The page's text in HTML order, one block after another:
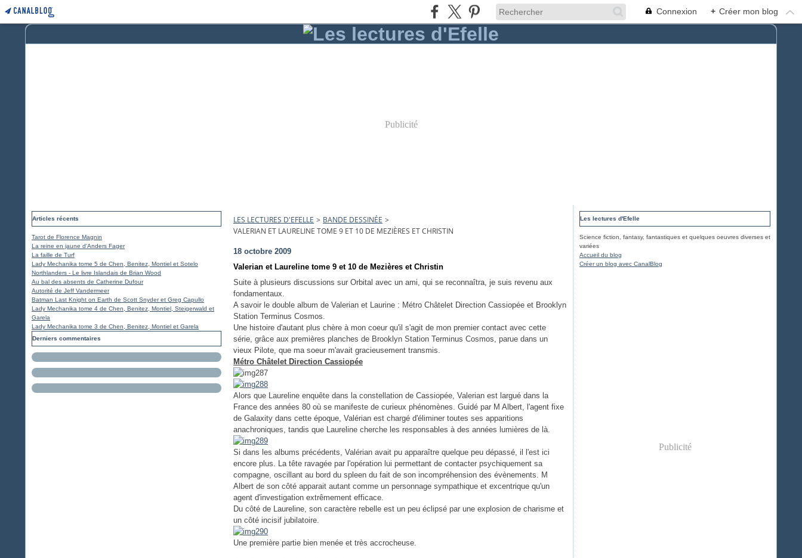
Connexion + Créer mon blog
Publicité
Articles récents
Tarot de Florence Magnin
La reine en jaune d'Anders Fager
La faille de Turf
Lady Mechanika tome 5 de Chen, Benitez, Montiel et Sotelo
Northlanders - Le livre Islandais de Brian Wood
Au bal des absents de Catherine Dufour
Autorité de Jeff Vandermeer
Batman Last Knight on Earth de Scott Snyder et Greg Capullo
Lady Mechanika tome 4 de Chen, Benitez, Montiel, Steigerwald et
Garela
Lady Mechanika tome 3 de Chen, Benitez, Montiel et Garela
Derniers commentaires
LES LECTURES D'EFELLE > BANDE DESSINÉE >
VALERIAN ET LAURELINE TOME 9 ET 10 DE MEZIÈRES ET CHRISTIN
18 octobre 2009
Valerian et Laureline tome 9 et 10 de Mezières et Christin
Suite à plusieurs discussions sur Orbital avec un ami, qui se reconnaîtra, je suis revenu aux
fondamentaux.
A savoir le double album de Valerian et Laurine : Métro Châtelet Direction Cassiopée et Brooklyn
Station Terminus Cosmos.
Une histoire d'autant plus chère à mon coeur qu'il s'agit de mon premier contact avec cette
série, grâce aux premières planches de Brooklyn Station Terminus Cosmos, parue dans un
vieux Pilote, que ma soeur m'avait gracieusement transmis.
Métro Châtelet Direction Cassiopée
Alors que Laureline enquête dans la constellation de Cassiopée, Valerian est largué dans la
France des années 80 où se manifeste de curieux phénomènes. Guidé par M Albert, l'agent fixe
de Galaxity dans cette époque, Valérian est chargé d'éliminer toutes ses apparitions
anachroniques, tandis que Laureline cherche les responsables à des années lumières de là.
Si dans les albums précédents, Valérian avait pu apparaître quelque peu dépassé, il l'est ici
encore plus. La tête ravagée par l'opération lui permettant de contacter psychiquement sa
compagne, oscillant au bord du spleen du fait de son incompréhension des évènements. M
Albert de son côté apparait autant comme un personnage sympathique et excentrique qu'un
agent d'investigation extrêmement efficace.
Du côté de Laureline, son caractère rebelle est un peu éclipsé par une explosion de charisme et
un côté incisif jubilatoire.
Une première partie bien menée et très accrocheuse.
Les lectures d'Efelle
Science fiction, fantasy, fantastiques et quelques oeuvres diverses et
variées
Accueil du blog
Créer un blog avec CanalBlog
Publicité